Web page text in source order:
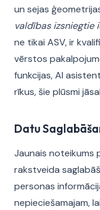
un sejas
valdības izsniegtie
ne tikai ASV, ir
vērstos
funkcijas, AI
rīkus, šie plūsmi
Datu
Jaunais noteikums
rakstveida
personas
nepieciešamajam,